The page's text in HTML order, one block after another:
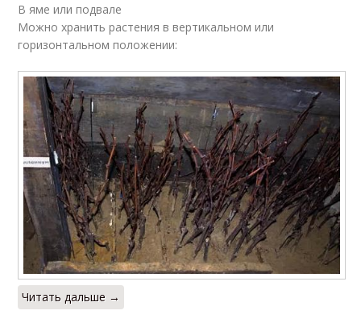
В яме или подвале
Можно хранить растения в вертикальном или
горизонтальном положении:
Читать дальше →